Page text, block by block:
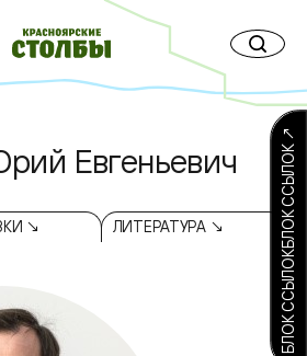
Евгеньевич
↘ ЛИТЕРАТУРА ↘ БЛОК ССЫЛОКБЛОК ССЫЛОК ↗